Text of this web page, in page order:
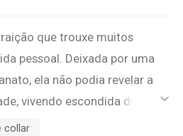
que trouxe muitos
pessoal. Deixada por uma
ela não podia revelar a
vivendo escondida durante
se formar em medicina
ic_default
collar